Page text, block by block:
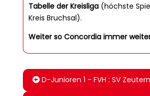
Tabelle der Kreisliga(höchste
Kreis Bruchsal).
Weiter so Concordia immer
D-Junioren 1 - FVH : SV Zeutern